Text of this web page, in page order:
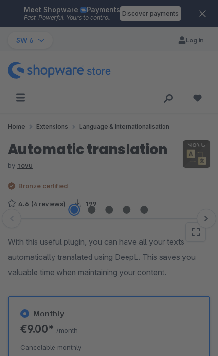
Skip to main content
Meet Shopware Payments
Fast. Powerful. Yours to control.
Discover payments
SW 6 Log in
Home Extensions Language & Internationalisation
Automatic translation
by novu
Bronze certified
4.6 (4 reviews) 199
Skip image gallery
With this useful plugin, you can have all your texts
automatically translated using DeepL. This saves you
valuable time when maintaining your content.
Monthly
€9.00* /month
Cancelable monthly